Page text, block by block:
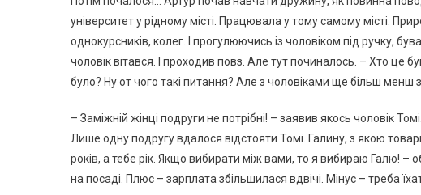
університет у рідному місті. Працювала у тому самому місті.
однокурсників, колег. І прогулюючись із чоловіком під ручку,
чоловік вітався. І проходив повз. Але тут починалось. – Хто це
було? Ну от чого такі питання? Але з чоловіками ще більш менш
– Заміжній жінці подруги не потрібні! – заявив якось чоловік
Лише одну подругу вдалося відстояти Томі. Галину, з якою
років, а тебе рік. Якщо вибирати між вами, то я вибираю Галю! –
на посаді. Плюс – зарплата збільшилася вдвічі. Мінус – треба